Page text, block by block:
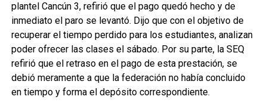
plantel Cancún 3, refirió que el pago quedó hecho y de
inmediato el paro se levantó. Dijo que con el objetivo de
recuperar el tiempo perdido para los estudiantes, analizan
poder ofrecer las clases el sábado. Por su parte, la SEQ
refirió que el retraso en el pago de esta prestación, se
debió meramente a que la federación no había concluido
en tiempo y forma el depósito correspondiente.